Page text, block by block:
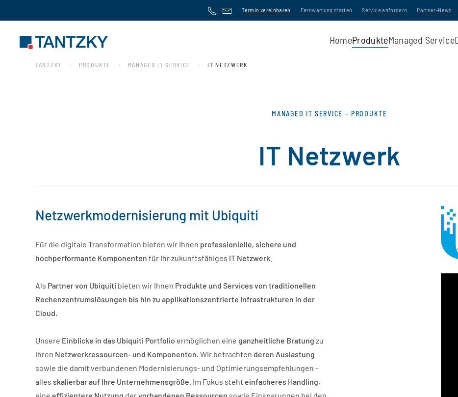
Zum Hauptinhalt springen
Termin vereinbaren Fernwartung starten Service anfordern Partner-News
HomeProdukteManaged Service
TANTZKY PRODUKTE MANAGED IT SERVICE IT NETZWERK
MANAGED IT SERVICE – PRODUKTE
IT Netzwerk
Netzwerkmodernisierung mit Ubiquiti
Für die digitale Transformation bieten wir Ihnen professionielle, sichere und
hochperformante Komponenten für Ihr zukunftsfähiges IT Netzwerk
Als Partner von Ubiquiti bieten wir Ihnen Produkte und Services von traditionellen
Rechenzentrumslösungen bis hin zu applikationszentrierte Infrastrukturen in der
Cloud.
Unsere Einblicke in das Ubiquiti Portfolio ermöglichen eine ganzheitliche Bratung zu
Ihren Netzwerkressourcen- und Komponenten. Wir betrachten deren Auslastung
sowie die damit verbundenen Modernisierungs- und Optimierungsempfehlungen -
alles skalierbar auf Ihre Unternehmensgröße . Im Fokus steht einfacheres Handling,